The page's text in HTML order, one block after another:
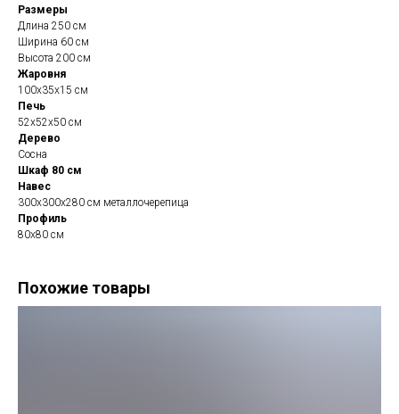
Размеры
Длина 250 см
Ширина 60 см
Высота 200 см
Жаровня
100х35х15 см
Печь
52х52х50 см
Дерево
Сосна
Шкаф 80 см
Навес
300х300х280 см металлочерепица
Профиль
80х80 см
Похожие товары